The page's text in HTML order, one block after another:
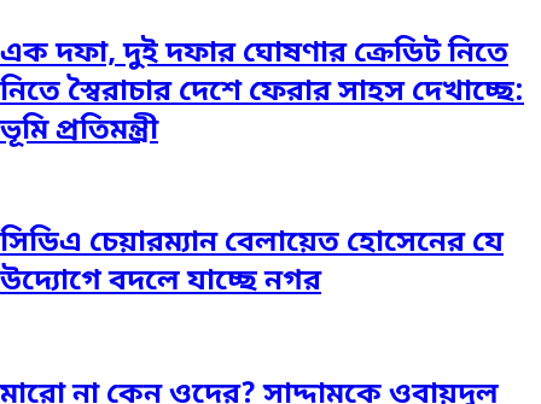
এক দফা, দুই দফার ঘোষণার ক্রেডিট নিতে
নিতে স্বৈরাচার দেশে ফেরার সাহস দেখাচ্ছে:
ভূমি প্রতিমন্ত্রী
সিডিএ চেয়ারম্যান বেলায়েত হোসেনের যে
উদ্যোগে বদলে যাচ্ছে নগর
মারো না কেন ওদের? সাদ্দামকে ওবায়দুল